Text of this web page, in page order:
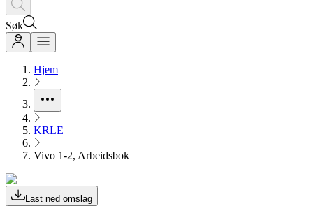
Søk
Hjem
KRLE
Vivo 1-2, Arbeidsbok
Last ned omslag